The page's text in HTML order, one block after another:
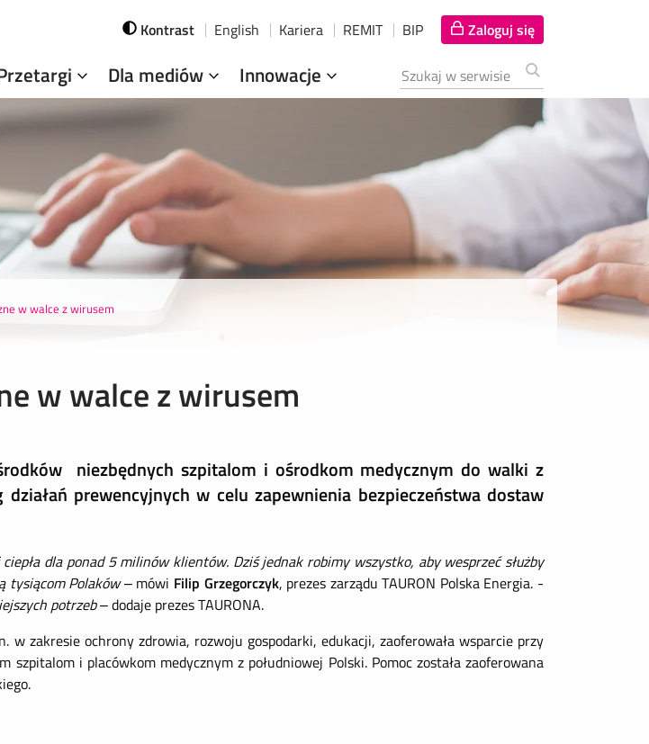
Szukana fraza
Zaloguj się
Dla mediów Innowacje
Kontrast English Kariera REMIT BIP
w walce z wirusem
w walce z wirusem
niezbędnych szpitalom i ośrodkom medycznym do walki z
prewencyjnych w celu zapewnienia bezpieczeństwa dostaw
dla ponad 5 milinów klientów. Dziś jednak robimy wszystko, aby wesprzeć służby
tysiącom Polaków– mówi Filip Grzegorczyk, prezes zarządu TAURON Polska Energia. -
potrzeb– dodaje prezes TAURONA.
w zakresie ochrony zdrowia, rozwoju gospodarki, edukacji, zaoferowała wsparcie przy
i placówkom medycznym z południowej Polski. Pomoc została zaoferowana